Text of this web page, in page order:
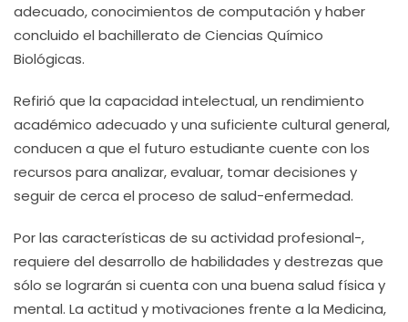
adecuado, conocimientos de computación y haber
concluido el bachillerato de Ciencias Químico
Biológicas.
Refirió que la capacidad intelectual, un rendimiento
académico adecuado y una suficiente cultural general,
conducen a que el futuro estudiante cuente con los
recursos para analizar, evaluar, tomar decisiones y
seguir de cerca el proceso de salud-enfermedad.
Por las características de su actividad profesional-,
requiere del desarrollo de habilidades y destrezas que
sólo se lograrán si cuenta con una buena salud física y
mental. La actitud y motivaciones frente a la Medicina,